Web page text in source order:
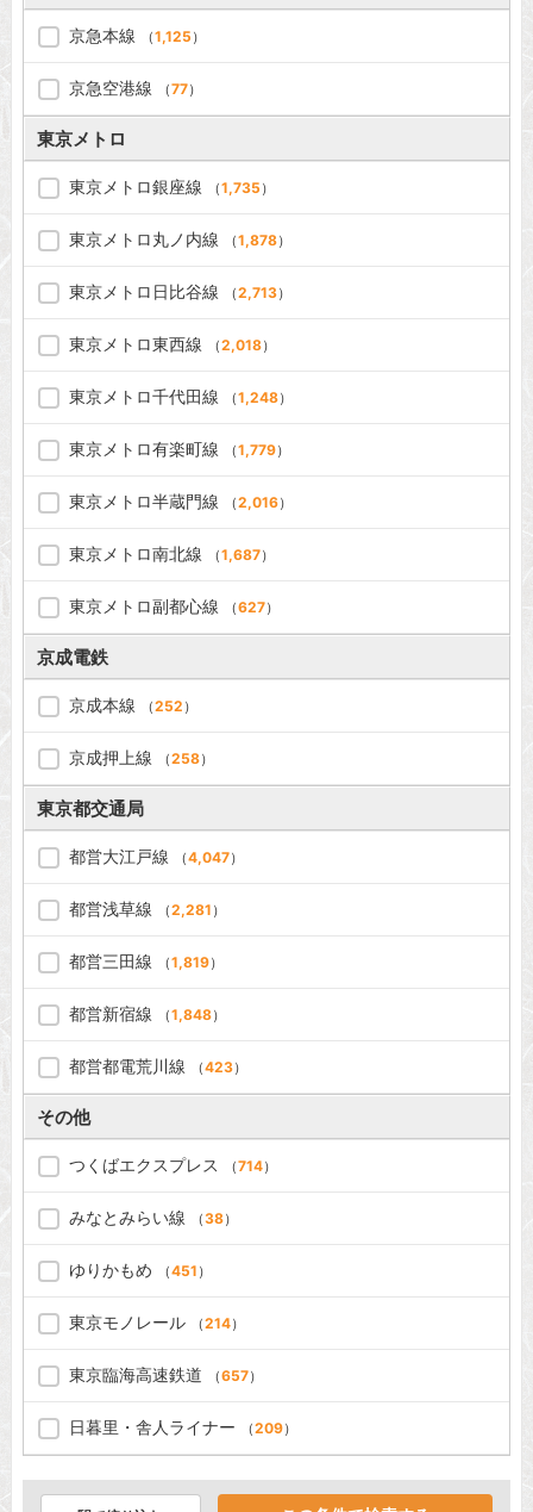
京急本線 （1,125 ）
京急空港線 （77）
東京メトロ
東京メトロ銀座線 （1,735 ）
東京メトロ丸ノ内線 （1,878）
東京メトロ日比谷線 （2,713）
東京メトロ東西線 （2,018）
東京メトロ千代田線 （1,248）
東京メトロ有楽町線 （1,779）
東京メトロ半蔵門線 （2,016）
東京メトロ南北線 （1,687）
東京メトロ副都心線 （627）
京成電鉄
京成本線 （252 ）
京成押上線 （258）
東京都交通局
都営大江戸線 （4,047）
都営浅草線 （2,281 ）
都営三田線 （1,819）
都営新宿線 （1,848）
都営都電荒川線 （423）
その他
つくばエクスプレス （714）
みなとみらい線 （38）
ゆりかもめ （451 ）
東京モノレール （214）
東京臨海高速鉄道 （657）
日暮里・舎人ライナー （209）